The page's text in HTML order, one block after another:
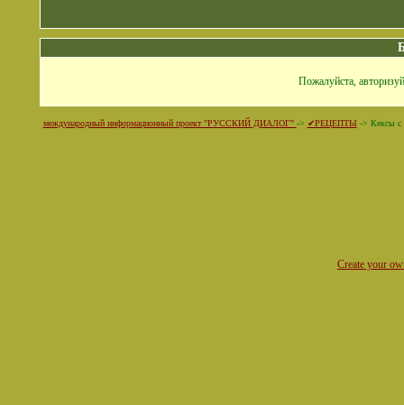
Пожалуйста,
международный информационный проект "РУССКИЙ ДИАЛОГ" -> ✔РЕЦЕПТЫ-> Кексы с
Create your